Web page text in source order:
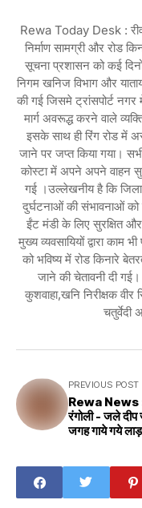
Rewa Today Desk : रीवा
निर्माण सामग्री और रोड
सूचना प्रशासन को कई
निगम खनिज विभाग और
की गई जिसमे ट्रांसपोर्ट नगर
मार्ग अवरूद्ध करने वाले
इसके साथ ही रिंग रोड में
जाने पर जप्त किया गया।
कोस्टा में अपने अपने वाहन
गई ।उल्लेखनीय है कि जिला
दुर्घटनाओं की संभावनाओं
ईंट मंडी के लिए सुरक्षित
मुख्य व्यवसायियों द्वारा काम
को भविष्य में रोड किनारे
जाने की चेतावनी दी गई।
कुशवाहा,खनि निरीक्षक
PREVIOUS POST
Rewa News
रंगोली - जले
जगह गाये गये